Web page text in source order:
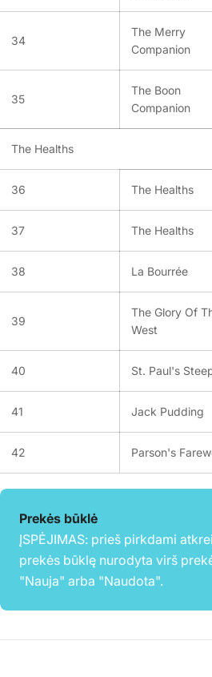
34
The Merry
Companion
35
The Boon
Companion
The Healths
36 The Healths
37 The Healths
38 La Bourrée
39
The Glory Of
West
40 St. Paul's
41 Jack Pudding
42 Parson's
Prekės būklė
ĮSPĖJIMAS: prieš pirkdami
prekės būklę nurodyta virš
"Nauja" arba "Naudota".